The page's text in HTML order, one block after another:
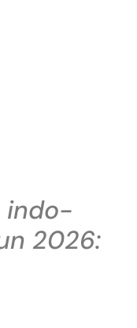
indo-
2026: